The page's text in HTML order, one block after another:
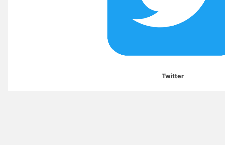
Twitter